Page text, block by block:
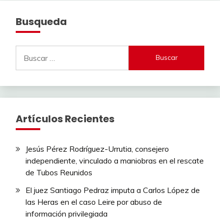
Busqueda
Artículos Recientes
Jesús Pérez Rodríguez-Urrutia, consejero
independiente, vinculado a maniobras en el rescate
de Tubos Reunidos
El juez Santiago Pedraz imputa a Carlos López de
las Heras en el caso Leire por abuso de
información privilegiada